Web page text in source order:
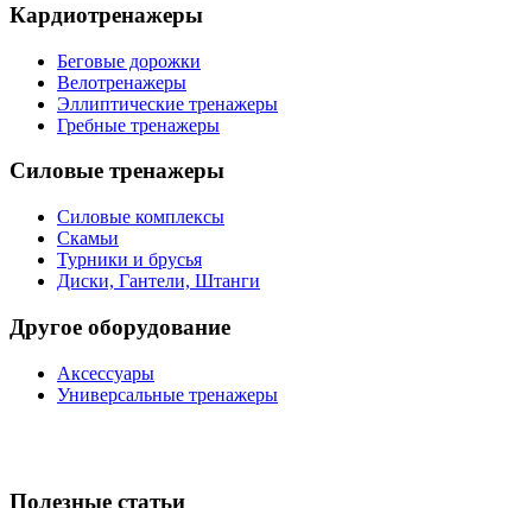
Кардиотренажеры
Беговые дорожки
Велотренажеры
Эллиптические тренажеры
Гребные тренажеры
Силовые тренажеры
Силовые комплексы
Скамьи
Турники и брусья
Диски, Гантели, Штанги
Другое оборудование
Аксессуары
Универсальные тренажеры
Полезные статьи